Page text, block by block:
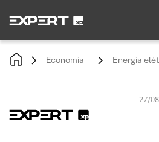
Economia Energia
27/